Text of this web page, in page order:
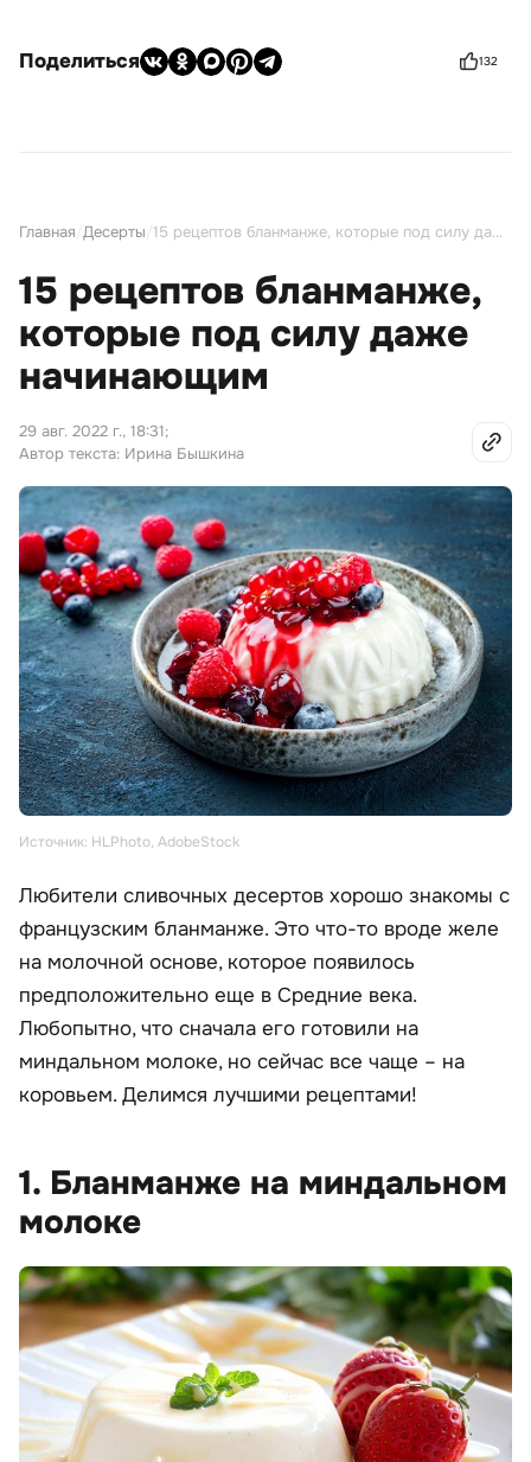
Поделиться 132
Главная Десерты 15 рецептов бланманже, которые под силу даже начинающим
15 рецептов бланманже,
которые под силу даже
начинающим
29 авг. 2022 г., 18:31;
Автор текста: Ирина Бышкина
Источник: HLPhoto, AdobeStock
Любители сливочных десертов хорошо знакомы с
французским бланманже. Это что-то вроде желе
на молочной основе, которое появилось
предположительно еще в Средние века.
Любопытно, что сначала его готовили на
миндальном молоке, но сейчас все чаще – на
коровьем. Делимся лучшими рецептами!
1. Бланманже на миндальном
молоке